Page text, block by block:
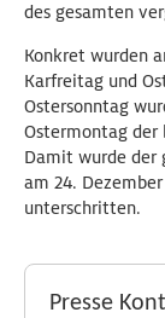
des gesamten
Konkret wurden
Karfreitag und
Ostersonntag
Ostermontag der
Damit wurde der
am 24.
unterschritten.
Presse